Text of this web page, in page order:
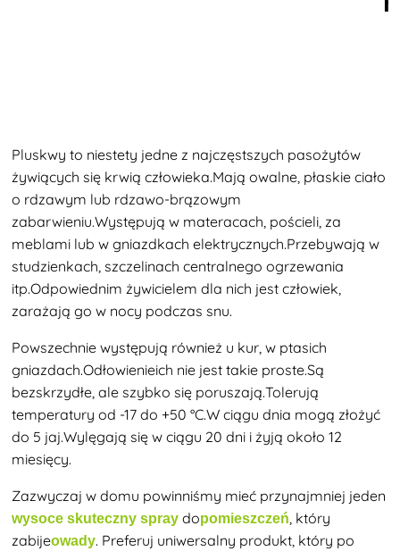
Pluskwyto niestety jedne z najczęstszych pasożytów
żywiących się krwią człowieka.Mają owalne, płaskie ciało
o rdzawym lub rdzawo-brązowym
zabarwieniu.Występują w materacach, pościeli, za
meblami lub w gniazdkach elektrycznych.Przebywają w
studzienkach, szczelinach centralnego ogrzewania
itp.Odpowiednim żywicielem dla nich jest człowiek,
zarażają go w nocy podczas snu.
Powszechnie występują również u kur, w ptasich
gniazdach.Odłowienieich nie jest takie proste.Są
bezskrzydłe, ale szybko się poruszają.Tolerują
temperatury od -17 do +50 °C.W ciągu dnia mogą złożyć
do 5 jaj.Wylęgają się w ciągu 20 dni i żyją około 12
miesięcy.
Zazwyczaj w domu powinniśmy mieć przynajmniej jeden
wysoce skuteczny spray dopomieszczeń , który
zabijeowady. Preferuj uniwersalny produkt, który po